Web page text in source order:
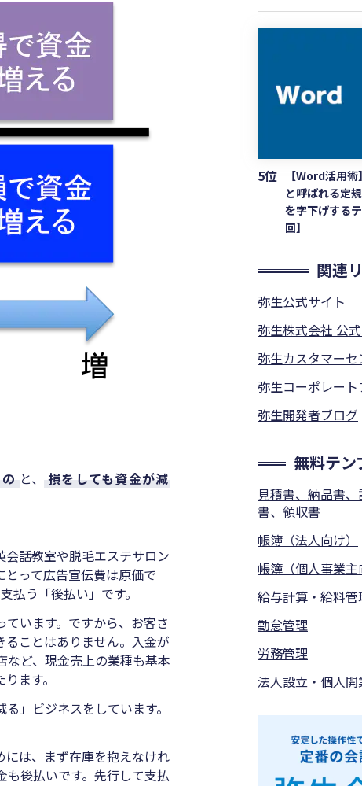
と、 損をしても資金が減
話教室や脱毛エステサロン
って広告宣伝費は原価で
払う「後払い」です。
います。ですから、お客さ
ことはありません。入金が
ど、現金売上の業種も基本
ます。
」ビジネスをしています。
は、まず在庫を抱えなけれ
後払いです。先行して支払
5位
【Word活用
と呼ばれる定
を字下げする
回】
関連
弥生公式サイト
弥生株式会社 公
弥生カスタマー
弥生コーポレー
弥生開発者ブログ
無料テン
見積書、納品書
書、領収書
帳簿（法人向け）
帳簿（個人事業主
給与計算・給料管
勤怠管理
労務管理
法人設立・個人